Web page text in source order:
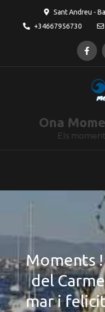
Sant Andreu -
+34667956730
Ona
Els
Moments
del
mar i